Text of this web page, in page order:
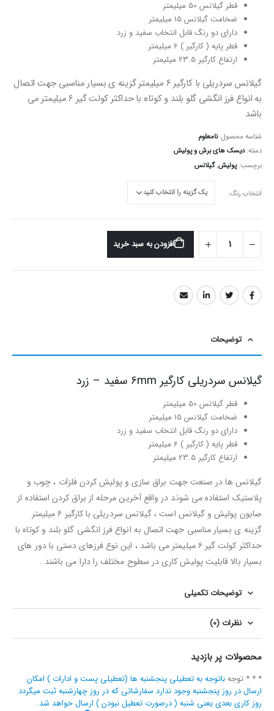
قطر گیلانس 50 میلیمتر
ضخامت گیلانس 15 میلیمتر
دارای دو رنگ قابل انتخاب سفید و زرد
قطر پایه ( کارگیر )‌ 6 میلیمتر
ارتفاع کارگیر 23.5 میلیمتر
گیلانس سردریلی با کارگیر ۶ میلیمتر گزینه ی بسیار مناسبی جهت اتصال
به انواع فرز انگشی گلو بلند و کوتاه با حداکثر کولت گیر ۶ میلیمتر می
باشد
شناسه محصول:نامعلوم
دسته:دیسک های برش و پولیش
برچسب:پولیش,گیلانس
انتخاب رنگ
افزودن به سبد خرید
توضیحات
گیلانس سردریلی کارگیر 6mm سفید – زرد
قطر گیلانس 50 میلیمتر
ضخامت گیلانس 15 میلیمتر
دارای دو رنگ قابل انتخاب سفید و زرد
قطر پایه ( کارگیر )‌ 6 میلیمتر
ارتفاع کارگیر 23.5 میلیمتر
گیلانس ها در صنعت جهت براق سازی و پولیش کردن فلزات ، چوب و
پلاستیک استفاده می شوند در واقع آخرین مرحله از براق کردن استفاده از
صابون پولیش و گیلانس است ، گیلانس سردریلی با کارگیر ۶ میلیمتر
گزینه ی بسیار مناسبی جهت اتصال به انواع فرز انگشی گلو بلند و کوتاه با
حداکثر کولت گیر ۶ میلیمتر می باشد ، این نوع فرزهای دستی با دور های
بسیار بالا قابلیت پولیش کاری در سطوح مختلف را دارا می باشند .
توضیحات تکمیلی
نظرات (0)
محصولات پر بازدید
* * * توجهباتوجه به تعطیلی پنجشنبه ها (تعطیلی پست و ادارات ) امکان
ارسال در روز پنجشنبه وجود ندارد سفارشاتی که در روز چهارشنبه ثبت میگردد
روز کاری بعدی یعنی شنبه ( درصورت تعطیل نبودن ) ارسال خواهد شد.